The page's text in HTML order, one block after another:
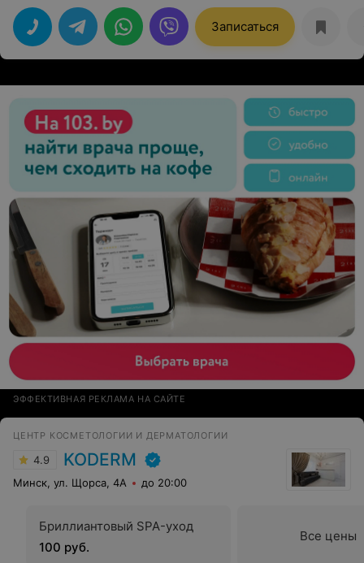
Записаться
ЭФФЕКТИВНАЯ РЕКЛАМА НА САЙТЕ
ЦЕНТР КОСМЕТОЛОГИИ И ДЕРМАТОЛОГИИ
4.9 KODERM
Минск, ул. Щорса, 4А до 20:00
Бриллиантовый SPA-уход
100 руб.
Все цены